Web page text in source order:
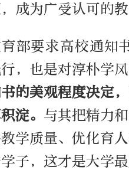
成为广受认可的
部要求高校通知
，也是对淳朴学风
的美观程度决定
淀。 与其把精力
学质量、优化育
子，这才是大学